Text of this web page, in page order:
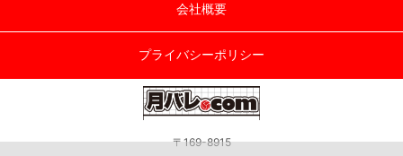
会社概要
プライバシーポリシー
〒169-8915